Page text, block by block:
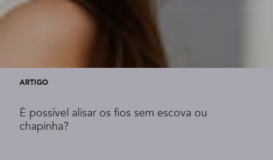
ARTIGO
É possível alisar os fios sem escova ou
chapinha?